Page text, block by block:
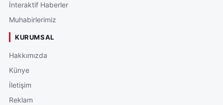
İnteraktif Haberler
Muhabirlerimiz
KURUMSAL
Hakkımızda
Künye
İletişim
Reklam